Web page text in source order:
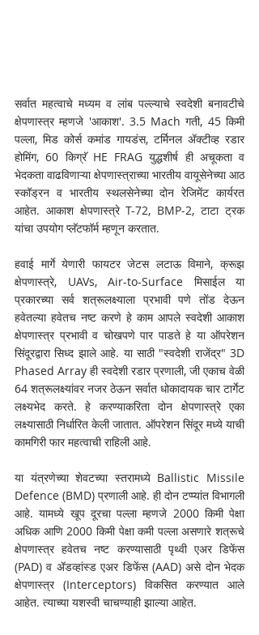
सर्वात महत्वाचे मध्यम व लांब पल्ल्याचे स्वदेशी बनावटीचे
क्षेपणास्त्र म्हणजे 'आकाश'. 3.5 Mach गती, 45 किमी
पल्ला, मिड कोर्स कमांड गायडंस, टर्मिनल ॲक्टीव्ह रडार
होमिंग, 60 किग्रॅ HE FRAG युद्धशीर्ष ही अचूकता व
भेदकता वाढविणाऱ्या क्षेपणास्त्राच्या भारतीय वायूसेनेच्या आठ
स्कॉड्रन व भारतीय स्थलसेनेच्या दोन रेजिमेंट कार्यरत
आहेत. आकाश क्षेपणास्त्रे T-72, BMP-2, टाटा ट्रक
यांचा उपयोग प्लॅटफॉर्म म्हणून करतात.
हवाई मार्गे येणारी फायटर जेटस लटाऊ विमाने, क्रूझ
क्षेपणास्त्रे, UAVs, Air-to-Surface मिसाईल या
प्रकारच्या सर्व शत्रूलक्ष्याला प्रभावी पणे तोंड देऊन
हवेतल्या हवेतच नष्ट करणे हे काम आपले स्वदेशी आकाश
क्षेपणास्त्र प्रभावी व चोखपणे पार पाडते हे या ऑपरेशन
सिंदूरद्वारा सिध्द झाले आहे. या साठी "स्वदेशी राजेंद्र" 3D
Phased Array ही स्वदेशी रडार प्रणाली, जी एकाच वेळी
64 शत्रूलक्ष्यांवर नजर ठेऊन सर्वात धोकादायक चार टार्गेट
लक्ष्यभेद करते. हे करण्याकरिता दोन क्षेपणास्त्रे एका
लक्ष्यासाठी निर्धारित केली जातात. ऑपरेशन सिंदूर मध्ये याची
कामगिरी फार महत्वाची राहिली आहे.
या यंत्रणेच्या शेवटच्या स्तरामध्ये Ballistic Missile
Defence (BMD) प्रणाली आहे. ही दोन टप्प्यांत विभागली
आहे. यामध्ये खूप दूरचा पल्ला म्हणजे 2000 किमी पेक्षा
अधिक आणि 2000 किमी पेक्षा कमी पल्ला असणारे शत्रूचे
क्षेपणास्त्र हवेतच नष्ट करण्यासाठी पृथ्वी एअर डिफेंस
(PAD) व ॲडव्हांस्ड एअर डिफेंस (AAD) असे दोन भेदक
क्षेपणास्त्र (Interceptors) विकसित करण्यात आले
आहेत. त्याच्या यशस्वी चाचण्याही झाल्या आहेत.